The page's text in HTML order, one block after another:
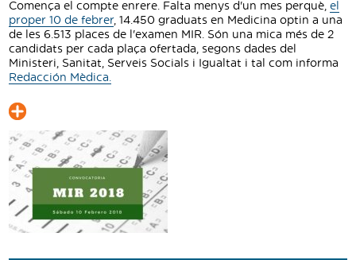
Comença el compte enrere. Falta menys d'un mes perquè, el
proper 10 de febrer, 14.450 graduats en Medicina optin a una
de les 6.513 places de l'examen MIR. Són una mica més de 2
candidats per cada plaça ofertada, segons dades del
Ministeri, Sanitat, Serveis Socials i Igualtat i tal com informa
Redacción Mèdica.